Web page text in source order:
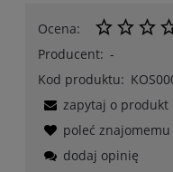
Ocena:
Producent: -
Kod produktu:
zapytaj o produkt
poleć znajomemu
dodaj opinię